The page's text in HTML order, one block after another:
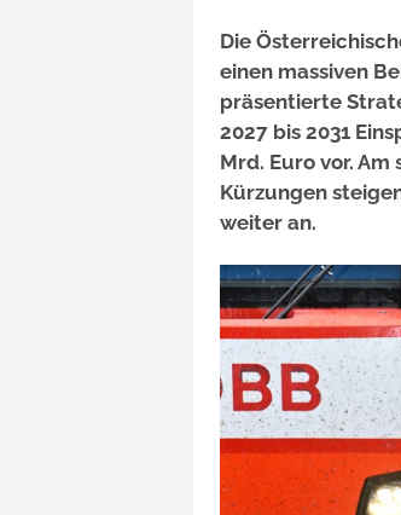
Die
einen massiven
präsentierte
2027 bis 2031
Mrd. Euro vor.
Kürzungen
weiter an.